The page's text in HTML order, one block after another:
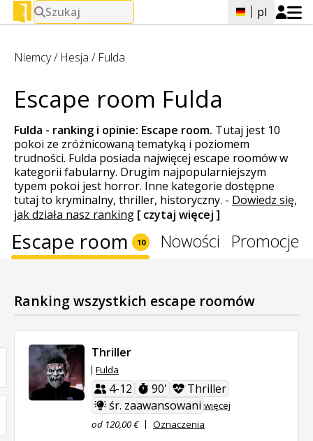
Szukaj pl
Niemcy/ Hesja / Fulda
Escape room Fulda
Fulda - ranking i opinie: Escape room. Tutaj jest 10
pokoi ze zróżnicowaną tematyką i poziomem
trudności. Fulda posiada najwięcej escape roomów w
kategorii fabularny. Drugim najpopularniejszym
typem pokoi jest horror. Inne kategorie dostępne
tutaj to kryminalny, thriller, historyczny. - Dowiedz się,
jak działa nasz ranking [ czytaj więcej ]
Escape room 10 Nowości Promocje
Ranking wszystkich escape roomów
Thriller
Fulda
4-12 90'
Thriller
śr. zaawansowani więcej
od 120,00 €
Oznaczenia